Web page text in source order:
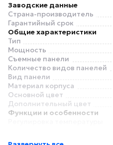
Заводские данные
Страна-производитель
Гарантийный срок
Общие характеристики
Тип
Мощность
Съемные панели
Количество видов панелей
Вид панели
Материал корпуса
Основной цвет
Дополнительный цвет
Функции и особенности